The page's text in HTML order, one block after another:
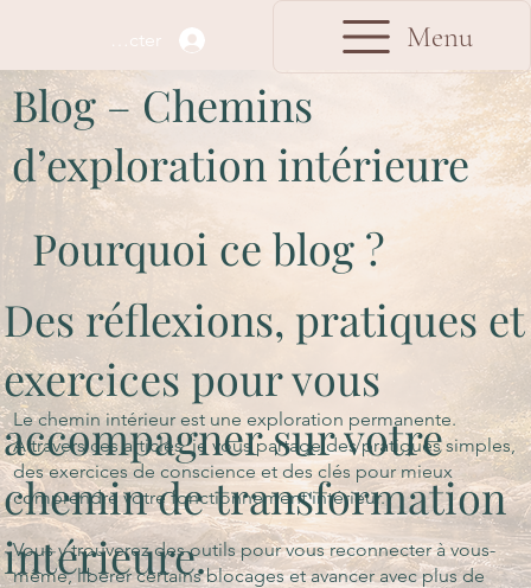
Se connecter Menu
Blog – Chemins
d’exploration intérieure
Des réflexions, pratiques et
exercices pour vous
accompagner sur votre
chemin de transformation
intérieure.
Pourquoi ce blog ?
Le chemin intérieur est une exploration permanente.
À travers ces articles, je vous partage des pratiques simples,
des exercices de conscience et des clés pour mieux
comprendre votre fonctionnement intérieur.
Vous y trouverez des outils pour vous reconnecter à vous-
même, libérer certains blocages et avancer avec plus de